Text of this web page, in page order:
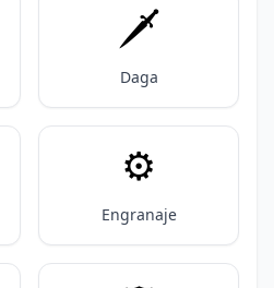
🗡️
Daga
⚙️
Engranaje